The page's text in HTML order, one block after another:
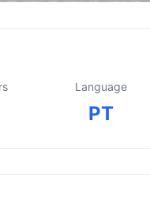
Language
PT